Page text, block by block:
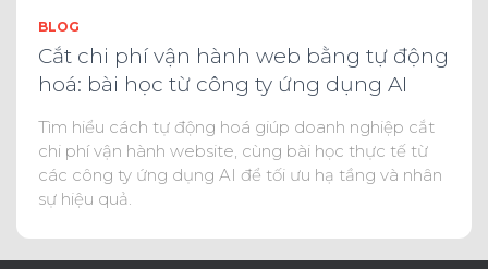
BLOG
Cắt chi phí vận hành web bằng tự động
hoá: bài học từ công ty ứng dụng AI
Tìm hiểu cách tự động hoá giúp doanh nghiệp cắt
chi phí vận hành website, cùng bài học thực tế từ
các công ty ứng dụng AI để tối ưu hạ tầng và nhân
sự hiệu quả.